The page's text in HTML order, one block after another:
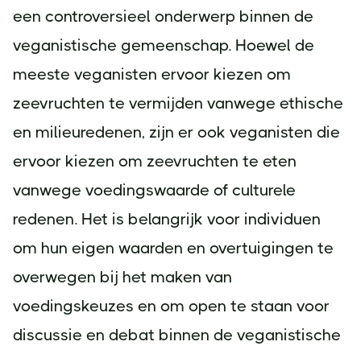
een controversieel onderwerp binnen de
veganistische gemeenschap. Hoewel de
meeste veganisten ervoor kiezen om
zeevruchten te vermijden vanwege ethische
en milieuredenen, zijn er ook veganisten die
ervoor kiezen om zeevruchten te eten
vanwege voedingswaarde of culturele
redenen. Het is belangrijk voor individuen
om hun eigen waarden en overtuigingen te
overwegen bij het maken van
voedingskeuzes en om open te staan voor
discussie en debat binnen de veganistische